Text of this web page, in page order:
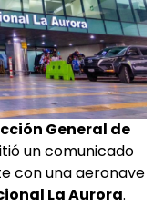
General de
un comunicado
con una aeronave
La Aurora.